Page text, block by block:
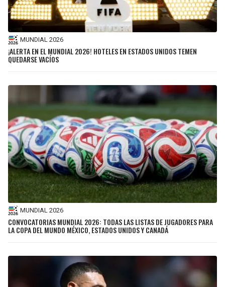
MUNDIAL 2026
¡ALERTA EN EL MUNDIAL 2026! HOTELES EN ESTADOS UNIDOS TEMEN
QUEDARSE VACÍOS
MUNDIAL 2026
CONVOCATORIAS MUNDIAL 2026: TODAS LAS LISTAS DE JUGADORES PARA
LA COPA DEL MUNDO MÉXICO, ESTADOS UNIDOS Y CANADÁ